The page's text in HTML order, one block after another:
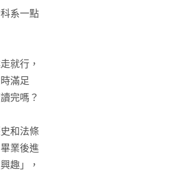
系一點
就行，
滿足
完嗎？
和法條
業後進
趣」，